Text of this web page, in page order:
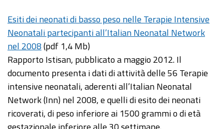
Esiti dei neonati di basso peso nelle Terapie Intensive
Neonatali partecipanti all’Italian Neonatal Network
nel 2008(pdf 1,4 Mb)
Rapporto Istisan, pubblicato a maggio 2012. Il
documento presenta i dati di attività delle 56 Terapie
intensive neonatali, aderenti all’Italian Neonatal
Network (Inn) nel 2008, e quelli di esito dei neonati
ricoverati, di peso inferiore ai 1500 grammi o di età